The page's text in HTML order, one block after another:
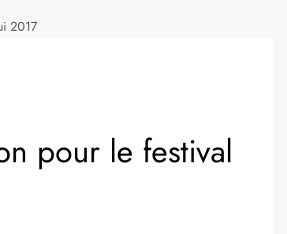
2017
pour le festival